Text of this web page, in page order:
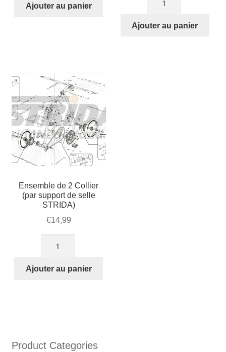
Ajouter au panier
16
Ajouter au panier
Ensemble de 2 Collier
(par support de selle
STRIDA)
€14,99
Ensemble
de
Ajouter au panier
Product Categories